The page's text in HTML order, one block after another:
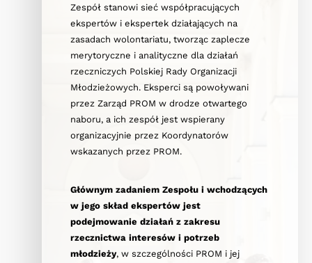
Zespół stanowi sieć współpracujących
ekspertów i ekspertek działających na
zasadach wolontariatu, tworząc zaplecze
merytoryczne i analityczne dla działań
rzeczniczych Polskiej Rady Organizacji
Młodzieżowych. Eksperci są powoływani
przez Zarząd PROM w drodze otwartego
naboru, a ich zespół jest wspierany
organizacyjnie przez Koordynatorów
wskazanych przez PROM.
Głównym zadaniem Zespołu i wchodzących
w jego skład ekspertów jest
podejmowanie działań z zakresu
rzecznictwa interesów i potrzeb
młodzieży, w szczególności PROM i jej